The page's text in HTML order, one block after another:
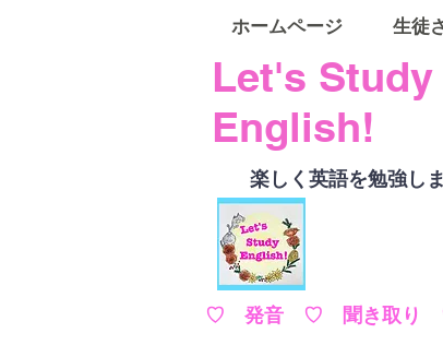
Let's Study
English!
楽しく英語を勉強し
♡ 発音 ♡ 聞き取り
ホームページ 生徒